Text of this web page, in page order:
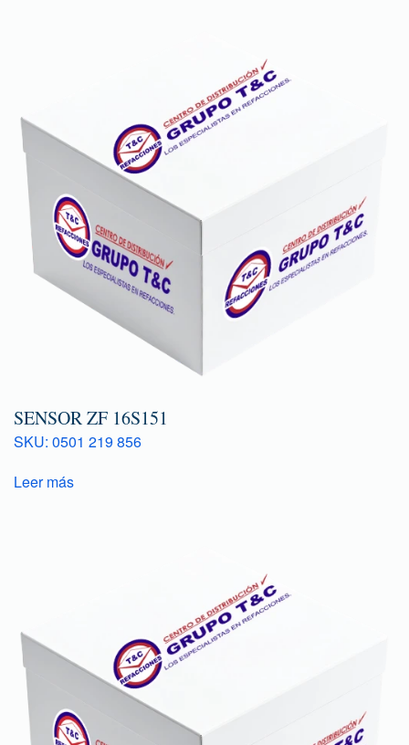
SENSOR ZF 16S151
SKU: 0501 219 856
Leer más